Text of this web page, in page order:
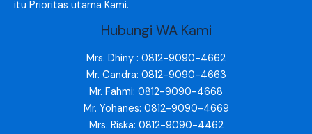
itu Prioritas utama Kami.
Hubungi WA Kami
Mrs. Dhiny : 0812-9090-4662
Mr. Candra: 0812-9090-4663
Mr. Fahmi: 0812-9090-4668
Mr. Yohanes: 0812-9090-4669
Mrs. Riska: 0812-9090-4462